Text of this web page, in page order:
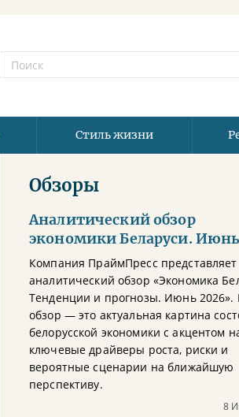
Стиль жизни
Обзоры
Аналитический обзор
экономики Беларуси.
Компания ПраймПресс представляет
аналитический обзор «Экономика
Тенденции и прогнозы. Июнь
обзор — это актуальная картина
белорусской экономики с акцентом
ключевые драйверы роста, риски и
вероятные сценарии на ближайшую
перспективу.
8